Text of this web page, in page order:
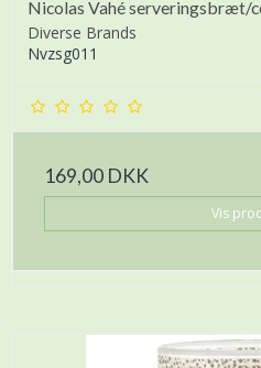
Nicolas Vahé serveringsbræt/
Diverse Brands
Nvzsg011
169,00 DKK
Vis